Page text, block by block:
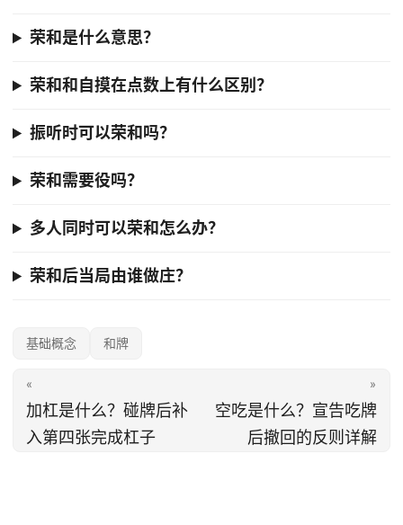
荣和是什么意思？
荣和和自摸在点数上有什么区别？
振听时可以荣和吗？
荣和需要役吗？
多人同时可以荣和怎么办？
荣和后当局由谁做庄？
基础概念 和牌
«
加杠是什么？碰牌后补
入第四张完成杠子
»
空吃是什么？宣告吃牌
后撤回的反则详解